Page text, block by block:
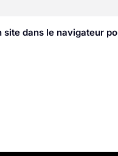
dans le navigateur